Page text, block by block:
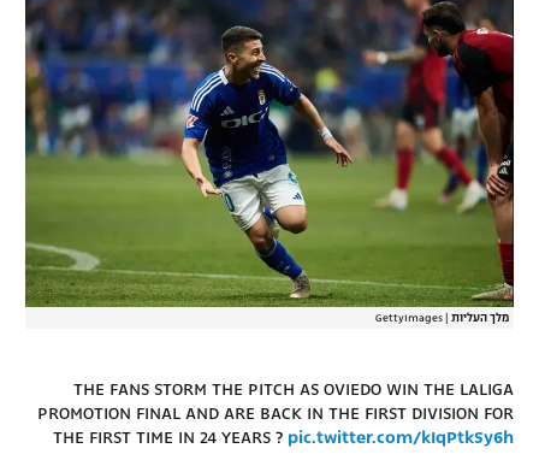
מלך העליות GettyImages
THE FANS STORM THE PITCH AS OVIEDO WIN THE LALIGA
PROMOTION FINAL AND ARE BACK IN THE FIRST DIVISION FOR
THE FIRST TIME IN 24 YEARS ? pic.twitter.com/kIqPtkSy6h